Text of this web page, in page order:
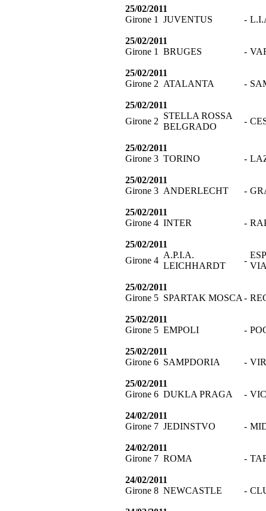
25/02/2011
Girone 1
JUVENTUS -
25/02/2011
Girone 1
BRUGES -
25/02/2011
Girone 2 ATALANTA -
25/02/2011
Girone 2
STELLA ROSSA
BELGRADO
-
25/02/2011
Girone 3 TORINO -
25/02/2011
Girone 3 ANDERLECHT -
25/02/2011
Girone 4 INTER -
25/02/2011
Girone 4
A.P.I.A.
LEICHHARDT
-
25/02/2011
Girone 5 SPARTAK MOSCA -
25/02/2011
Girone 5 EMPOLI -
25/02/2011
Girone 6 SAMPDORIA -
25/02/2011
Girone 6 DUKLA PRAGA -
24/02/2011
Girone 7 JEDINSTVO -
24/02/2011
Girone 7 ROMA -
24/02/2011
Girone 8 NEWCASTLE -